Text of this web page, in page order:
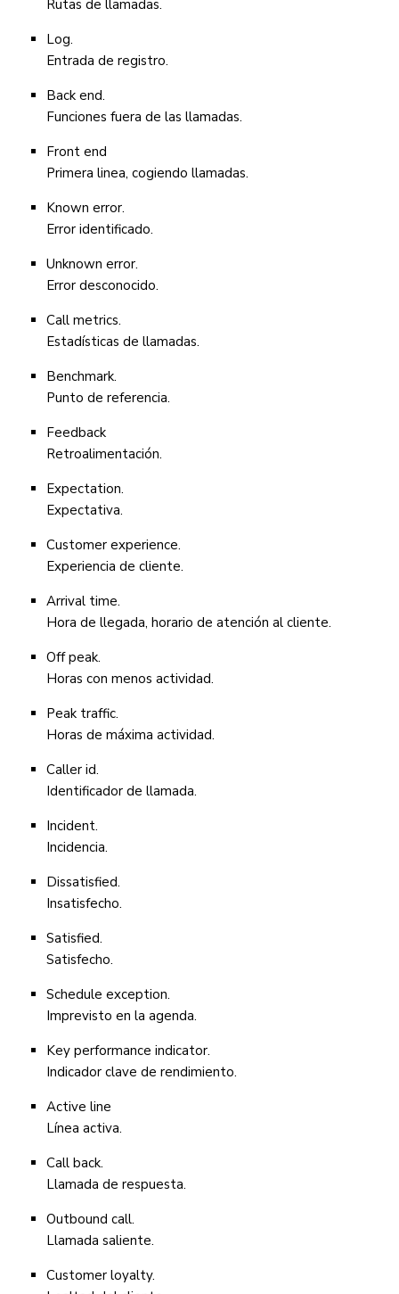
Rutas de llamadas.
Log.
Entrada de registro.
Back end.
Funciones fuera de las llamadas.
Front end
Primera linea, cogiendo llamadas.
Known error.
Error identificado.
Unknown error.
Error desconocido.
Call metrics.
Estadísticas de llamadas.
Benchmark.
Punto de referencia.
Feedback
Retroalimentación.
Expectation.
Expectativa.
Customer experience.
Experiencia de cliente.
Arrival time.
Hora de llegada, horario de atención al cliente.
Off peak.
Horas con menos actividad.
Peak traffic.
Horas de máxima actividad.
Caller id.
Identificador de llamada.
Incident.
Incidencia.
Dissatisfied.
Insatisfecho.
Satisfied.
Satisfecho.
Schedule exception.
Imprevisto en la agenda.
Key performance indicator.
Indicador clave de rendimiento.
Active line
Línea activa.
Call back.
Llamada de respuesta.
Outbound call.
Llamada saliente.
Customer loyalty.